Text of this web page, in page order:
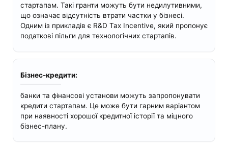
стартапам. Такі гранти можуть бути недилутивними,
що означає відсутність втрати частки у бізнесі.
Одним із прикладів є R&D Tax Incentive, який пропонує
податкові пільги для технологічних стартапів.
Бізнес-кредити:
банки та фінансові установи можуть запропонувати
кредити стартапам. Це може бути гарним варіантом
при наявності хорошої кредитної історії та міцного
бізнес-плану.